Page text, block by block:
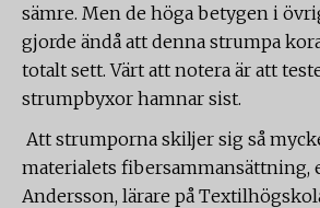
sämre. Men de höga betygen i
gjorde ändå att denna strumpa
totalt sett. Värt att notera är att
strumpbyxor hamnar sist.
Att strumporna skiljer sig så
materialets fibersammansättning,
Andersson, lärare på